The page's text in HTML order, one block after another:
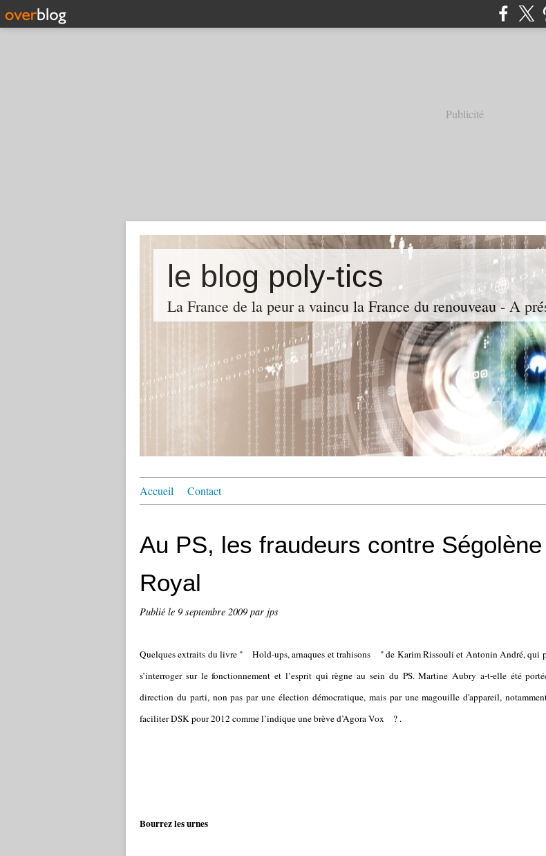
Publicité
le blog poly-tics
La France de la peur a vaincu la France du renouveau - A
Accueil Contact
Au PS, les fraudeurs contre Ségolène
Royal
Publié le 9 septembre 2009 par jps
Quelques extraits du livre " Hold-ups, arnaques et trahisons " de Karim Rissouli et Antonin André, qui
s’interroger sur le fonctionnement et l’esprit qui règne au sein du PS. Martine Aubry a-t-elle été
direction du parti, non pas par une élection démocratique, mais par une magouille d'appareil,
faciliter DSK pour 2012 comme l’indique une brève d’Agora Vox ? .
Bourrez les urnes